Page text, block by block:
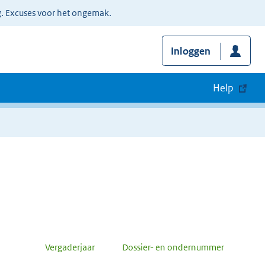
voor het ongemak.
Inloggen
Help
Vergaderjaar Dossier- en ondernummer